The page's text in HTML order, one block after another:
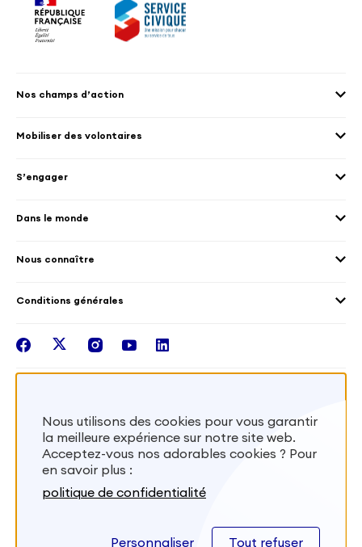
Nos champs d’action
Culture et patrimoine
Mobilités croisées
Santé
Mobiliser des volontaires
Accueillir des volontaires
S’engager
Les différents dispositifs de volontariat
Dans le monde
Nous connaître
Les missions de France Volontaires
Intégrer nos équipes
Conditions générales
facebook
twitterinstagram
youtubelinkedin
S'inscrire
Besoin d’aide? Visitez notre foire aux
Nous utilisons des cookies pour vous garantir
la meilleure expérience sur notre site web.
Acceptez-vous nos adorables cookies ? Pour
en savoir plus :
politique de confidentialité
Personnaliser Tout refuser